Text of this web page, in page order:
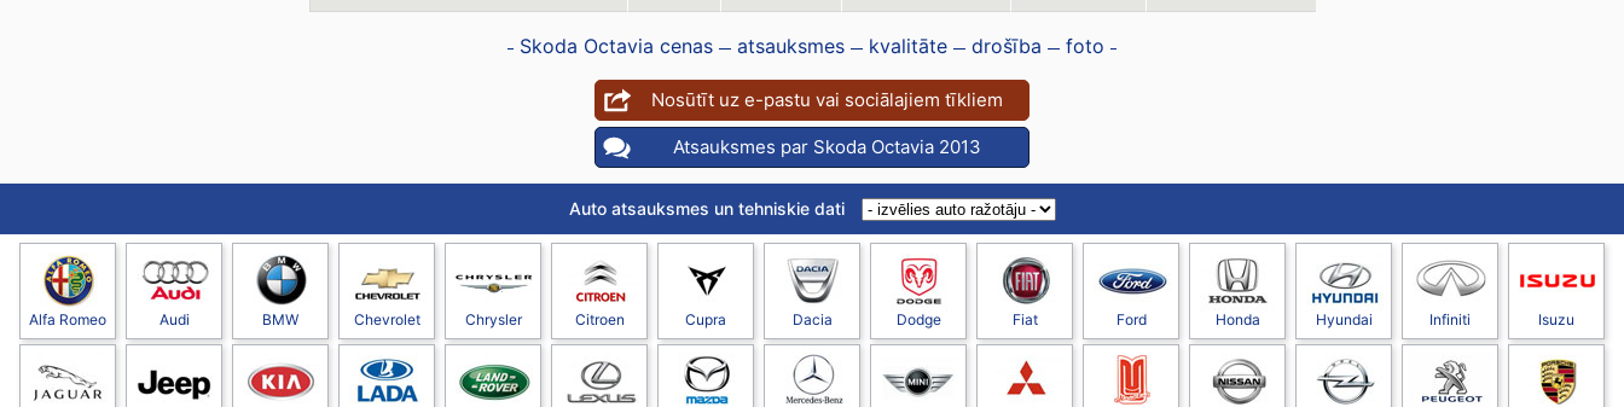
Skoda Octavia cenas atsauksmes kvalitāte drošība foto
Nosūtīt uz e-pastu vai sociālajiem tīkliem
Atsauksmes par Skoda Octavia 2013
Auto atsauksmes un tehniskie dati
Alfa Romeo Audi BMW Chevrolet Chrysler Citroen Cupra Dacia Dodge Fiat Ford Honda Hyundai Infiniti Isuzu